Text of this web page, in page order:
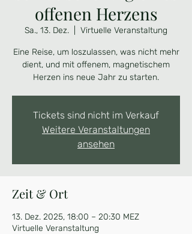
offenen Herzens
Sa., 13. Dez. Virtuelle Veranstaltung
Eine Reise, um loszulassen, was nicht mehr
dient, und mit offenem, magnetischem
Herzen ins neue Jahr zu starten.
Tickets sind nicht im Verkauf
Weitere Veranstaltungen
ansehen
Zeit & Ort
13. Dez. 2025, 18:00 – 20:30 MEZ
Virtuelle Veranstaltung